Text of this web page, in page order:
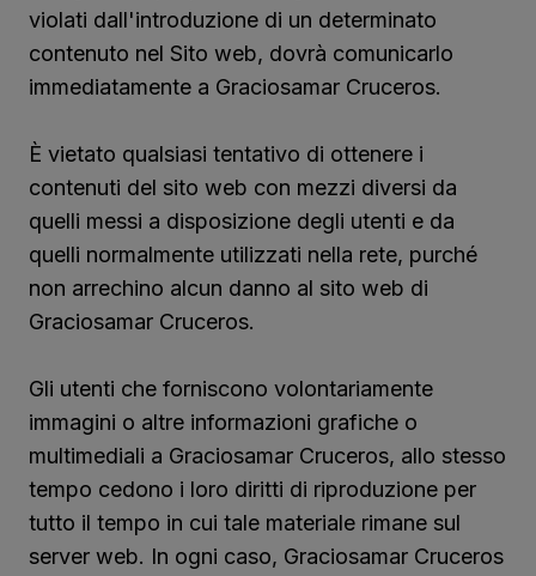
violati dall'introduzione di un determinato
contenuto nel Sito web, dovrà comunicarlo
immediatamente a Graciosamar Cruceros.
È vietato qualsiasi tentativo di ottenere i
contenuti del sito web con mezzi diversi da
quelli messi a disposizione degli utenti e da
quelli normalmente utilizzati nella rete, purché
non arrechino alcun danno al sito web di
Graciosamar Cruceros.
Gli utenti che forniscono volontariamente
immagini o altre informazioni grafiche o
multimediali a Graciosamar Cruceros, allo stesso
tempo cedono i loro diritti di riproduzione per
tutto il tempo in cui tale materiale rimane sul
server web. In ogni caso, Graciosamar Cruceros